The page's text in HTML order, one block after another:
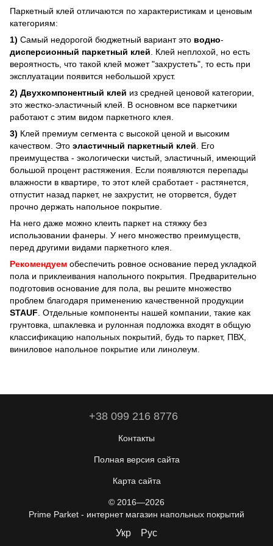
Паркетный клей отличаются по характеристикам и ценовым
категориям:
1) Самый недорогой бюджетный вариант это водно-
дисперсионный паркетный клей . Клей неплохой, но есть
вероятность, что такой клей может "захрустеть", то есть при
эксплуатации появится небольшой хруст.
2) Двухкомпонентный клей из средней ценовой категории,
это жестко-эластичный клей. В основном все паркетчики
работают с этим видом паркетного клея.
3) Клей премиум сегмента с высокой ценой и высоким
качеством. Это эластичный паркетный клей . Его
преимущества - экологически чистый, эластичный, имеющий
большой процент растяжения. Если появляются перепады
влажности в квартире, то этот клей сработает - растянется,
отпустит назад паркет, не захрустит, не оторвется, будет
прочно держать напольное покрытие.
На него даже можно клеить паркет на стяжку без
использовании фанеры. У него множество преимуществ,
перед другими видами паркетного клея.
Рекомендуем обеспечить ровное основание перед укладкой
пола и приклеивания напольного покрытия. Предварительно
подготовив основание для пола, вы решите множество
проблем благодаря применению качественной продукции
STAUF . Отдельные компоненты нашей компании, такие как
грунтовка, шпаклевка и рулонная подложка входят в общую
классификацию напольных покрытий, будь то паркет, ПВХ,
виниловое напольное покрытие или линолеум.
+38 099 216 8776
Контакты
Полная версия сайта
Карта сайта
© 2016—2026
Prime Parket - интернет магазин напольных покрытий
Укр Рус